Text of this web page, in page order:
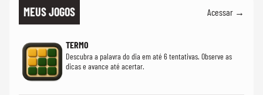
MEUS JOGOS Acessar →
TERMO
Descubra a palavra do dia em até 6 tentativas. Observe as
dicas e avance até acertar.